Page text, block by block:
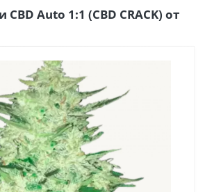
Auto 1:1 (CBD CRACK) от